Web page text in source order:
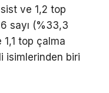
ve 1,2 top
sayı (%33,3
top çalma
isimlerinden biri